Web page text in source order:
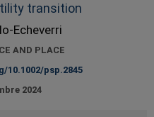
transition
Echeverri
AND PLACE
psp.2845
2024